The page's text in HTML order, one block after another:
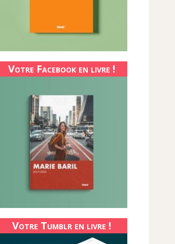
Votre Facebook en livre !
Votre Tumblr en livre !